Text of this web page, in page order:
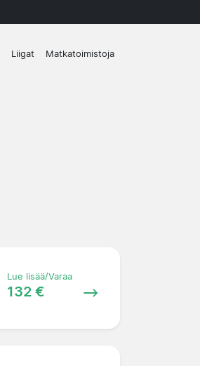
Liigat Matkatoimistoja
Lue lisää/Varaa
132 €